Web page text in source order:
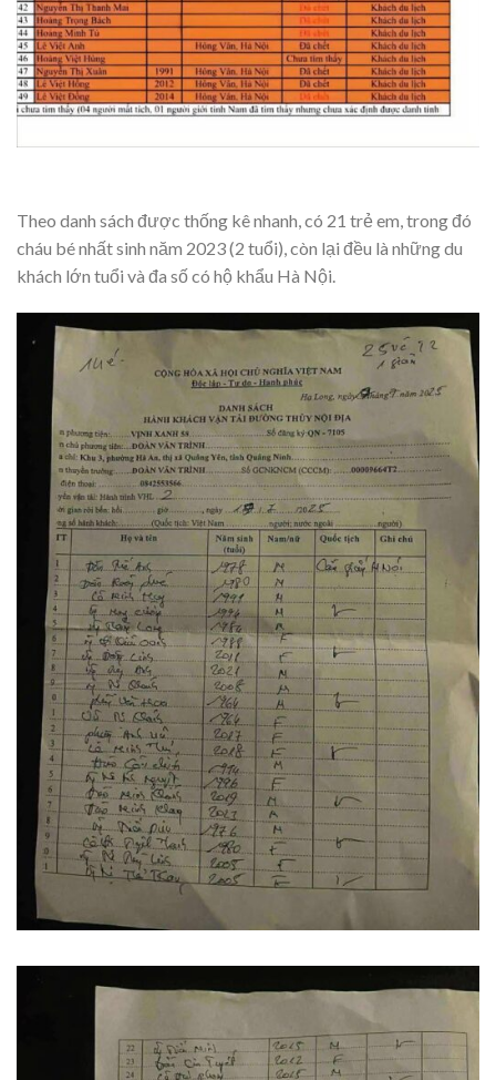
Theo danh sách được thống kê nhanh, có 21 trẻ em, trong đó
cháu bé nhất sinh năm 2023 (2 tuổi), còn lại đều là những du
khách lớn tuổi và đa số có hộ khẩu Hà Nội.